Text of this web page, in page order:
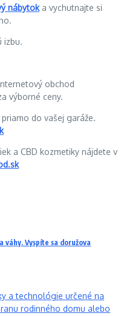
nábytoka vychutnajte si
izbu.
obchod
výborné ceny.
do vašej garáže.
a CBD kozmetiky nájdete v
váhy. Vyspíte sa doružova